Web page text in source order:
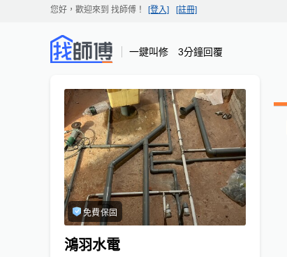
您好，歡迎來到 找師傅 ！ [登入] [註冊]
一鍵叫修 3分鐘回覆
免費保固
鴻羽水電